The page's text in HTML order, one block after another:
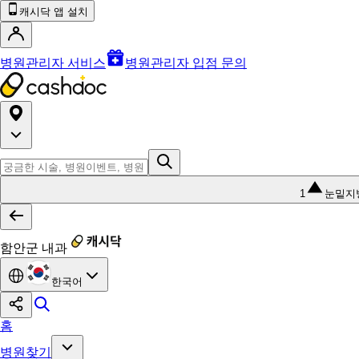
캐시닥 앱 설치
병원관리자 서비스 병원관리자 입점 문의
1 눈밑지
함안군 내과
한국어
홈
병원찾기